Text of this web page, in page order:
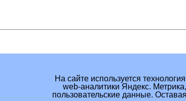
На сайте используется
web-аналитики Яндекс.
пользовательские данные.